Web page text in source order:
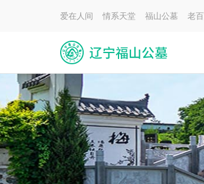
爱在人间 情系天堂 福山公墓 老百